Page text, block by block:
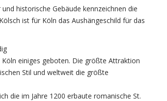
historische Gebäude kennzeichnen die
ist für Köln das Aushängeschild für das
einiges geboten. Die größte Attraktion
Stil und weltweit die größte
die im Jahre 1200 erbaute romanische St.